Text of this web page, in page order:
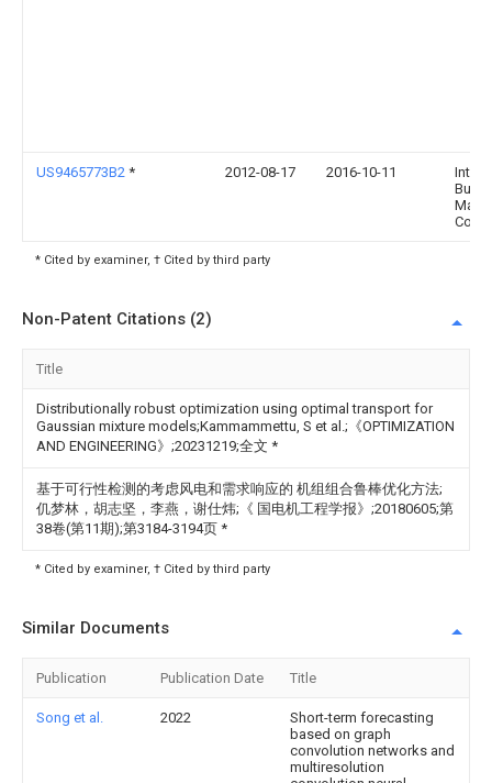
US9465773B2 * 2012-08-17 2016-10-11
* Cited by examiner, † Cited by third party
Non-Patent Citations (2)
Title
Distributionally robust optimization using optimal transport for
Gaussian mixture models;Kammammettu, S et al.;《OPTIMIZATION
AND ENGINEERING》;20231219;全文 *
基于可行性检测的考虑风电和需求响应的 机组组合鲁棒优化方法;
仉梦林，胡志坚，李燕，谢仕炜;《 国电机工程学报》;20180605;第
38卷(第11期);第3184-3194页 *
* Cited by examiner, † Cited by third party
Similar Documents
Publication Publication Date Title
Song et al. 2022
Short-term forecasting
based on graph
convolution networks and
multiresolution